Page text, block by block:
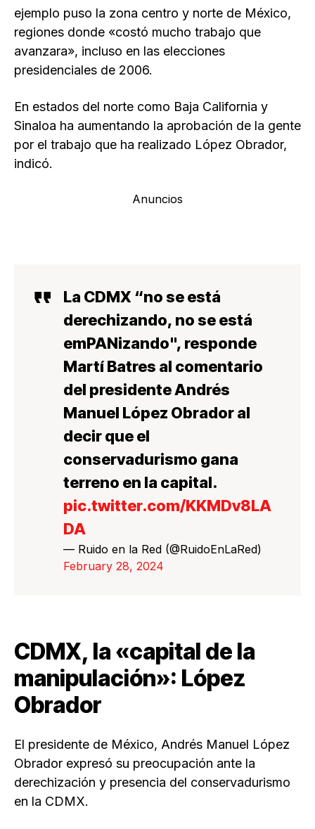
ejemplo puso la zona centro y norte de México,
regiones donde «costó mucho trabajo que
avanzara», incluso en las elecciones
presidenciales de 2006.
En estados del norte como Baja California y
Sinaloa ha aumentando la aprobación de la gente
por el trabajo que ha realizado López Obrador,
indicó.
Anuncios
La CDMX “no se está
derechizando, no se está
emPANizando", responde
Martí Batres al comentario
del presidente Andrés
Manuel López Obrador al
decir que el
conservadurismo gana
terreno en la capital.
pic.twitter.com/KKMDv8LA
DA
— Ruido en la Red (@RuidoEnLaRed)
February 28, 2024
CDMX, la «capital de la
manipulación»: López
Obrador
El presidente de México, Andrés Manuel López
Obrador expresó su preocupación ante la
derechización y presencia del conservadurismo
en la CDMX.